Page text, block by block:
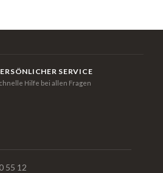
SERVICE
Hilfe bei allen Fragen
55 12